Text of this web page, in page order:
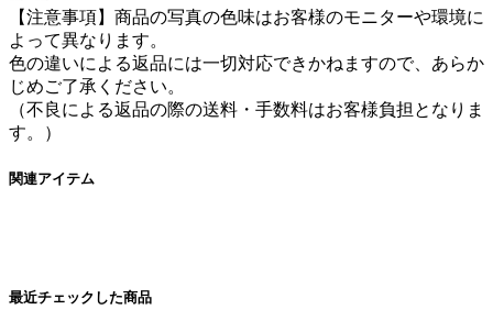
【注意事項】商品の写真の色味はお客様のモニターや環境に
よって異なります。
色の違いによる返品には一切対応できかねますので、あらか
じめご了承ください。
（不良による返品の際の送料・手数料はお客様負担となりま
す。）
関連アイテム
最近チェックした商品